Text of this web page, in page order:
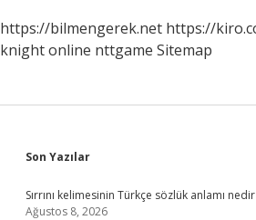
https://bilmengerek.net https://
knight online nttgame Sitemap
Sidebar
Son Yazılar
Sırrını kelimesinin Türkçe sözlük anlamı nedir
Ağustos 8, 2026